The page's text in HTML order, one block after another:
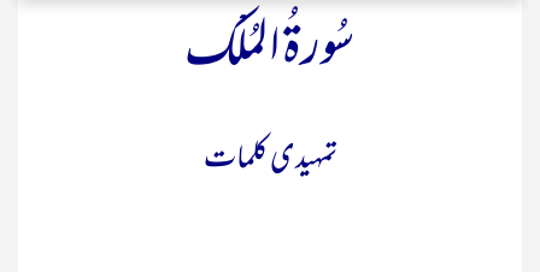
سُورۃُ المُلْک
تمہیدی کلمات